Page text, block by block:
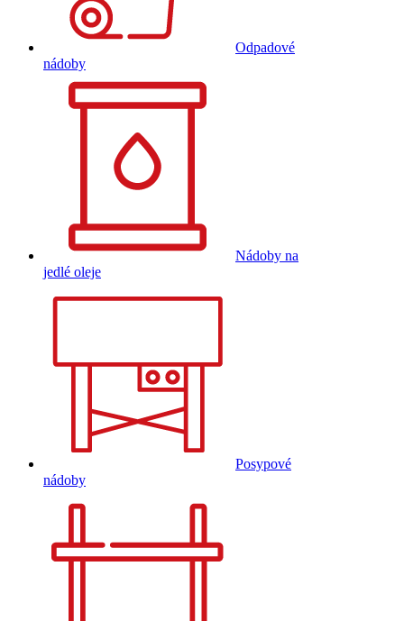
Odpadové
nádoby
Nádoby na
jedlé oleje
Posypové
nádoby